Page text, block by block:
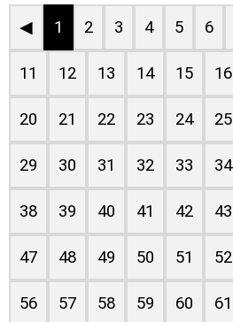
◀ 1 2 3 4 5 6
11 12 13 14 15 16
20 21 22 23 24 25
29 30 31 32 33 34
38 39 40 41 42 43
47 48 49 50 51 52
56 57 58 59 60 61